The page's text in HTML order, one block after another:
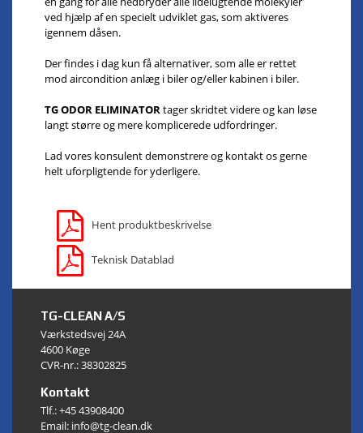
ved hjælp af en specielt udviklet gas, som aktiveres
igennem dåsen.
Der findes i dag kun få alternativer, som alle er rettet
mod aircondition anlæg i biler og/eller kabinen i biler.
TG ODOR ELIMINATORtager skridtet videre og kan løse
langt større og mere komplicerede udfordringer.
Lad vores konsulent demonstrere og kontakt os gerne
helt uforpligtende for yderligere.
Hent produktbeskrivelse
Teknisk Datablad
TG-CLEAN A/S
Værkstedsvej 24A
4600 Køge
CVR-nr.: 38302825
Kontakt
Tlf.:+45 43908400
Email: info@tg-clean.dk